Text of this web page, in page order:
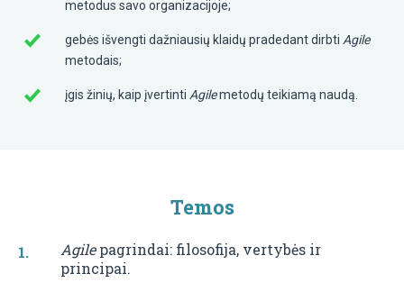
metodus savo organizacijoje;
gebės išvengti dažniausių klaidų pradedant dirbti Agile
metodais;
įgis žinių, kaip įvertinti Agilemetodų teikiamą naudą.
Temos
Agilepagrindai: filosofija, vertybės ir
principai.